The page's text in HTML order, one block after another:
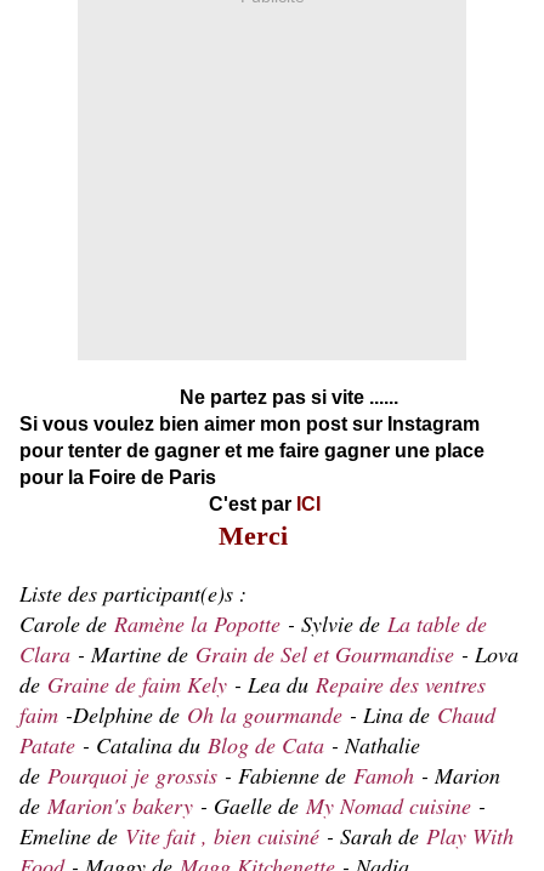
Ne partez pas si vite ......
Si vous voulez bien aimer mon post sur Instagram
pour tenter de gagner et me faire gagner une place
pour la Foire de Paris
C'est par ICI
Merci
Liste des participant(e)s :
Carole de Ramène la Popotte - Sylvie de La table de
Clara - Martine de Grain de Sel et Gourmandise - Lova
de Graine de faim Kely - Lea du Repaire des ventres
faim -Delphine de Oh la gourmande - Lina de Chaud
Patate - Catalina du Blog de Cata - Nathalie
de Pourquoi je grossis - Fabienne de Famoh - Marion
de Marion's bakery - Gaelle de My Nomad cuisine -
Emeline de Vite fait , bien cuisiné - Sarah de Play With